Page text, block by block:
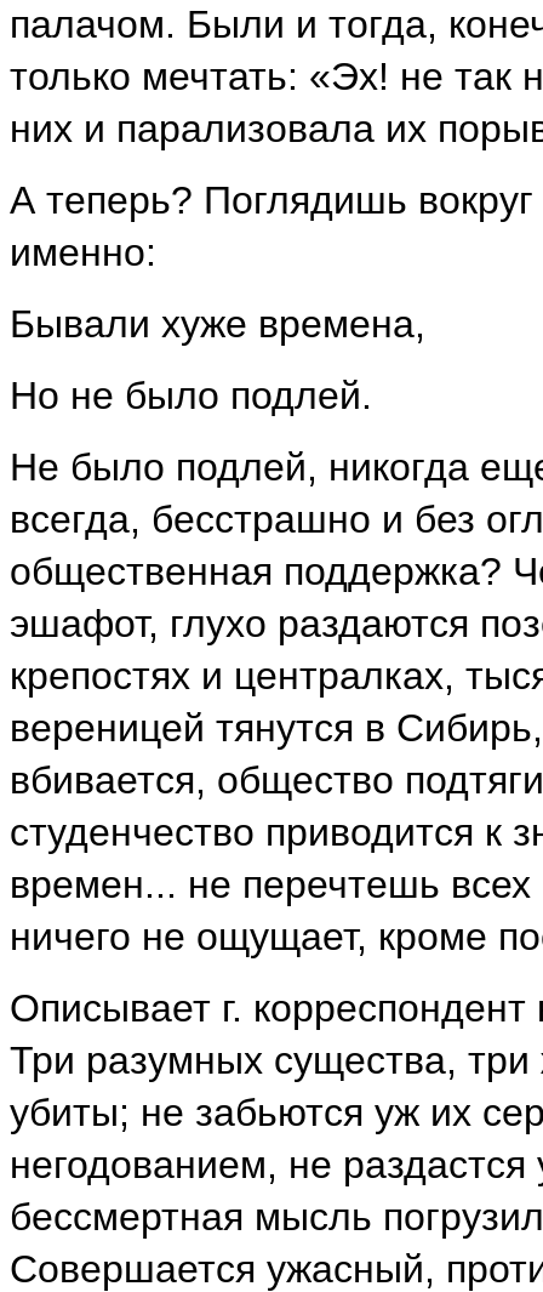
палачом. Были и тогда,
только мечтать: «Эх! не так
них и парализовала их
А теперь? Поглядишь
именно:
Бывали хуже времена,
Но не было подлей.
Не было подлей, никогда
всегда, бесстрашно и без
общественная поддержка?
эшафот, глухо раздаются
крепостях и централках,
вереницей тянутся в
вбивается, общество
студенчество приводится к
времен... не перечтешь
ничего не ощущает, кроме
Описывает г.
Три разумных существа,
убиты; не забьются уж их
негодованием, не
бессмертная мысль
Совершается ужасный,